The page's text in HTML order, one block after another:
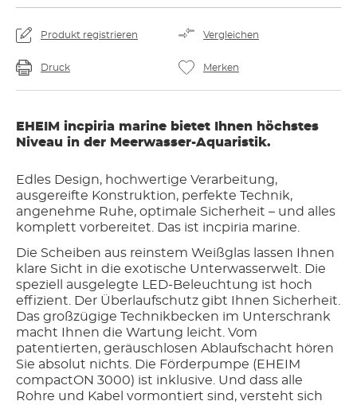
Produkt registrieren Vergleichen
Druck Merken
EHEIM incpiria marine bietet Ihnen höchstes
Niveau in der Meerwasser-Aquaristik.
Edles Design, hochwertige Verarbeitung,
ausgereifte Konstruktion, perfekte Technik,
angenehme Ruhe, optimale Sicherheit – und alles
komplett vorbereitet. Das ist incpiria marine.
Die Scheiben aus reinstem Weißglas lassen Ihnen
klare Sicht in die exotische Unterwasserwelt. Die
speziell ausgelegte LED-Beleuchtung ist hoch
effizient. Der Überlaufschutz gibt Ihnen Sicherheit.
Das großzügige Technikbecken im Unterschrank
macht Ihnen die Wartung leicht. Vom
patentierten, geräuschlosen Ablaufschacht hören
Sie absolut nichts. Die Förderpumpe (EHEIM
compactON 3000) ist inklusive. Und dass alle
Rohre und Kabel vormontiert sind, versteht sich